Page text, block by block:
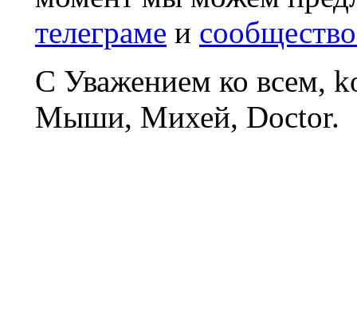
телеграме и
С Уважением ко всем,
Мыши, Михей, Doctor.